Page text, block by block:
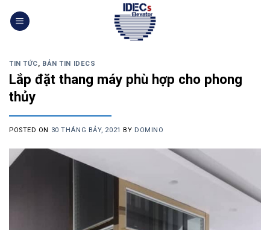
TIN TỨC, BẢN TIN IDECS
Lắp đặt thang máy phù hợp cho phong
thủy
POSTED ON 30 THÁNG BẢY, 2021 BY DOMINO